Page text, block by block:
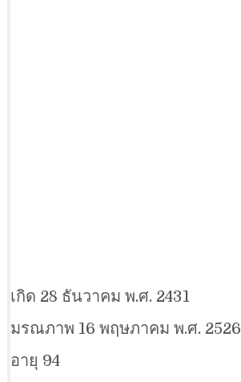
เกิด 28 ธันวาคม พ.ศ. 2431
มรณภาพ 16 พฤษภาคม พ.ศ. 2526
อายุ 94